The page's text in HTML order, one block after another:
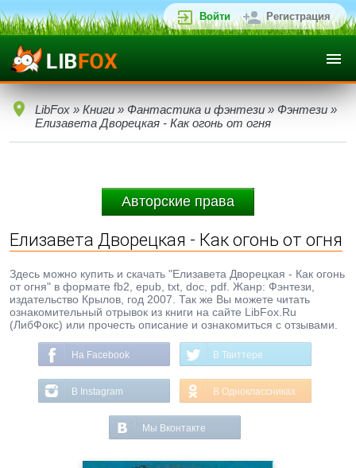
Войти Регистрация
LibFox » Книги » Фантастика и фэнтези » Фэнтези »
Елизавета Дворецкая - Как огонь от огня
Авторские права
Елизавета Дворецкая - Как огонь от огня
Здесь можно купить и скачать "Елизавета Дворецкая - Как огонь
от огня" в формате fb2, epub, txt, doc, pdf. Жанр: Фэнтези,
издательство Крылов, год 2007. Так же Вы можете читать
ознакомительный отрывок из книги на сайте LibFox.Ru
(ЛибФокс) или прочесть описание и ознакомиться с отзывами.
На Facebook В Твиттере
В Instagram В Одноклассниках
Мы Вконтакте